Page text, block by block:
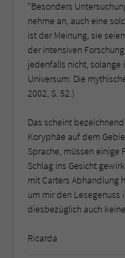
"Besonders
nehme an, auch eine
ist der Meinung, sie
der intensiven
jedenfalls nicht, solange
Universum. Die
2002, S. 52.)
Das scheint
Koryphäe auf dem
Sprache, müssen einige
Schlag ins Gesicht
mit Carters Abhandlung
um mir den Lesegenuss
diesbezüglich auch
Ricarda